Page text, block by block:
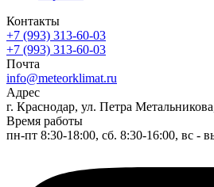
Контакты
+7 (993) 313-60-03
+7 (993) 313-60-03
Почта
info@meteorklimat.ru
Адрес
г. Краснодар, ул. Петра
Время работы
пн-пт 8:30-18:00, сб. 8:30-16:00, вс -